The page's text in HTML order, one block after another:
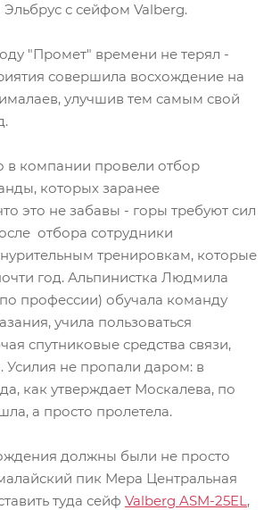
с сейфом Valberg.
"Промет" времени не терял -
совершила восхождение на
улучшив тем самым свой
в компании провели отбор
которых заранее
это не забавы - горы требуют сил
отбора сотрудники
тренировкам, которые
год. Альпинистка Людмила
профессии) обучала команду
учила пользоваться
спутниковые средства связи,
Усилия не пропали даром: в
как утверждает Москалева, по
а просто пролетела.
должны были не просто
пик Мера Центральная
туда сейф Valberg ASM-25EL,